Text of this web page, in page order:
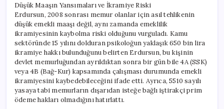
Düşük Maaşın Yansımaları ve İkramiye Riski
Erdursun, 2008 sonrası memur olanlar için asıl tehlikenin
düşük emekli maaşı değil, aynı zamanda emeklilik
ikramiyesinin kaybolma riski olduğunu vurguladı. Kamu
sektöründe 15 yılını dolduran psikoloğun yaklaşık 650 bin lira
ikramiye hakkı bulunduğunu belirten Erdursun, bu kişinin
devlet memurluğundan ayrıldıktan sonra bir gün bile 4A (SSK)
veya 4B (Bağ-Kur) kapsamında çalışması durumunda emekli
ikramiyesini kaybedebileceğini ifade etti. Ayrıca, 5510 sayılı
yasaya tabi memurların dışarıdan isteğe bağlı iştirakçi prim
ödeme hakları olmadığını hatırlattı.